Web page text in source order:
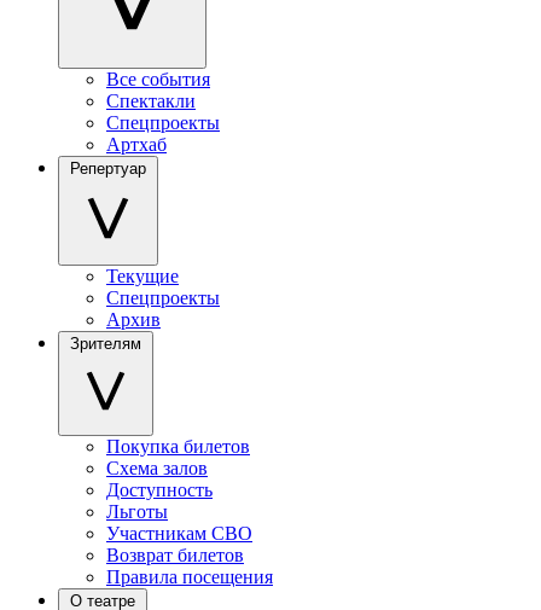
Все события
Спектакли
Спецпроекты
Артхаб
Репертуар
Текущие
Спецпроекты
Архив
Зрителям
Покупка билетов
Схема залов
Доступность
Льготы
Участникам СВО
Возврат билетов
Правила посещения
О театре